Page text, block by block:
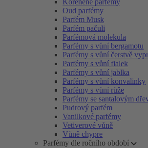
Kořeněné parfémy
Oud parfémy
Parfém Musk
Parfém pačuli
Parfémová molekula
Parfémy s vůní bergamotu
Parfémy s vůní čerstvě
Parfémy s vůní fialek
Parfémy s vůní jablka
Parfémy s vůní konvalinky
Parfémy s vůní růže
Parfémy se santalovým
Pudrový parfém
Vanilkové parfémy
Vetiverové vůně
Vůně chypre
Parfémy dle ročního období